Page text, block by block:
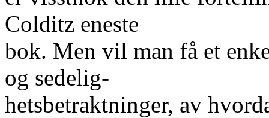
Colditz eneste
bok. Men vil man få et
og sedelig-
hetsbetraktninger, av